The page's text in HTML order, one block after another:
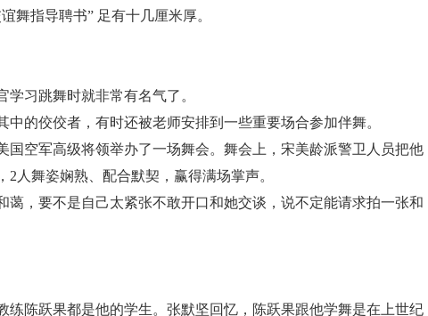
舞指导聘书” 足有十几厘米厚。
习跳舞时就非常有名气了。
的佼佼者，有时还被老师安排到一些重要场合参加伴舞。
空军高级将领举办了一场舞会。舞会上，宋美龄派警卫人员把他
人舞姿娴熟、配合默契，赢得满场掌声。
，要不是自己太紧张不敢开口和她交谈，说不定能请求拍一张和
陈跃果都是他的学生。张默坚回忆，陈跃果跟他学舞是在上世纪